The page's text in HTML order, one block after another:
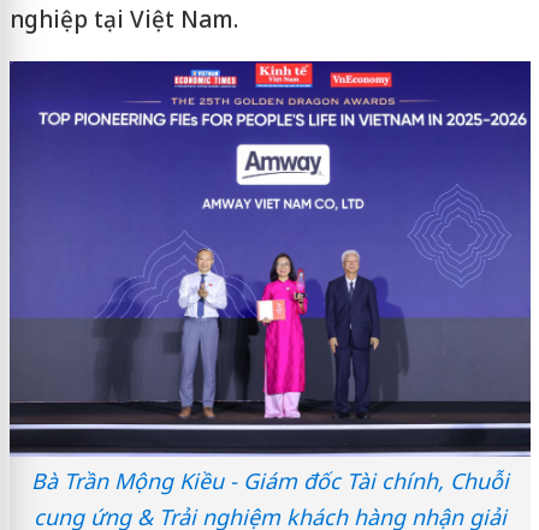
nghiệp tại Việt Nam.
Bà Trần Mộng Kiều - Giám đốc Tài chính, Chuỗi
cung ứng & Trải nghiệm khách hàng nhận giải